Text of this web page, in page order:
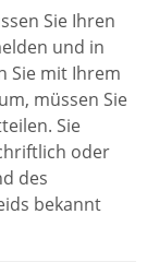
Sie Ihren
und in
Sie mit Ihrem
müssen Sie
Sie
oder
des
bekannt